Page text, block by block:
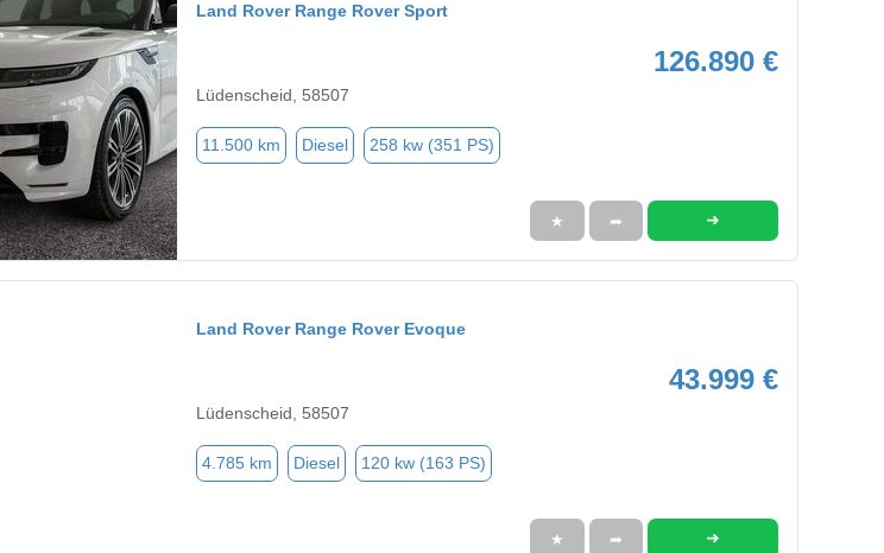
Land Rover Range Rover Sport
126.890 €
Lüdenscheid, 58507
11.500 km Diesel 258 kw (351 PS)
★ ➦ ➜
Land Rover Range Rover Evoque
43.999 €
Lüdenscheid, 58507
4.785 km Diesel 120 kw (163 PS)
★ ➦ ➜